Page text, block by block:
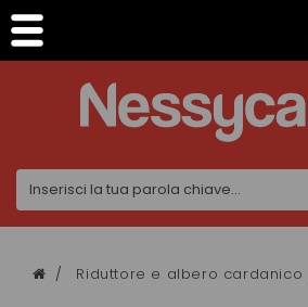
Riduttore e albero cardanico
Pannello di gestione dei cookies